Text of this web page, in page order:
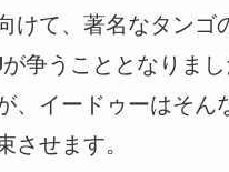
けて、著名なタン
争うこととなりま
、イードゥーはそ
させます。